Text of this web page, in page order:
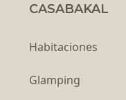
CASABAKAL
Habitaciones
Glamping